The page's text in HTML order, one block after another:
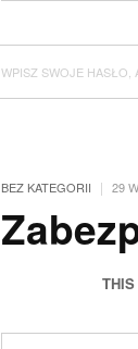
WPISZ SWOJE HASŁO,
BEZ KATEGORII | 29